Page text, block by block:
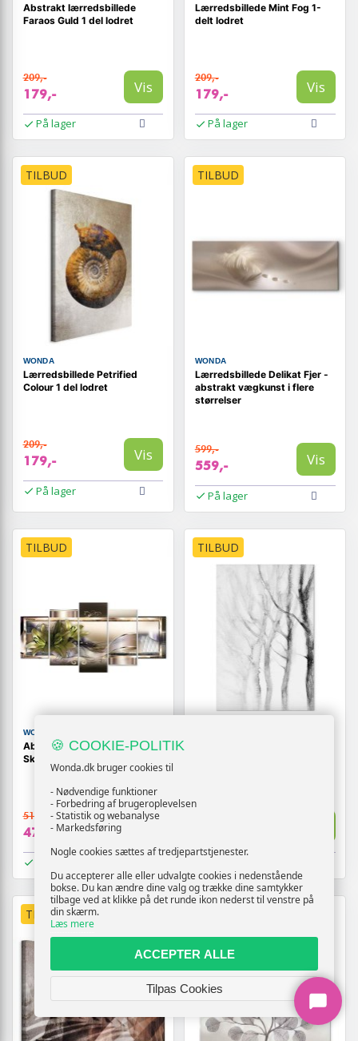
Abstrakt lærredsbillede
Faraos Guld 1 del lodret
209,-
179,- Vis
På lager
Lærredsbillede Mint Fog 1-
delt lodret
209,-
179,- Vis
På lager
TILBUD
WONDA
Lærredsbillede Petrified
Colour 1 del lodret
209,-
179,- Vis
På lager
TILBUD
WONDA
Lærredsbillede Delikat Fjer -
abstrakt vægkunst i flere
størrelser
599,-
559,- Vis
På lager
TILBUD
WONDA
Abstrakt billede på lærred
Skønhedens ramme
(1)
519,-
479,- Vis
På lager
TILBUD
På lager
TILBUD
🍪 COOKIE-POLITIK
Wonda.dk bruger cookies til
- Nødvendige funktioner
- Forbedring af brugeroplevelsen
- Statistik og webanalyse
- Markedsføring
Nogle cookies sættes af tredjepartstjenester.
Du accepterer alle eller udvalgte cookies i nedenstående
bokse. Du kan ændre dine valg og trække dine samtykker
tilbage ved at klikke på det runde ikon nederst til venstre på
din skærm.
Læs mere
ACCEPTER ALLE
Tilpas Cookies